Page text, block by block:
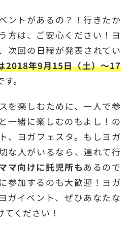
ントがあるの？！行きたか
方は、ご安心ください！ヨ
次回の日程が発表されてい
2018年9月15日（土）〜17
。
を楽しむために、一人で参
一緒に楽しむのもよし！の
、ヨガフェスタ。もしヨガ
な人がいるなら、連れて行
マ向けに託児所もあるので
参加するのも大歓迎！ヨガ
ガイベント、ぜひあなたな
ください！